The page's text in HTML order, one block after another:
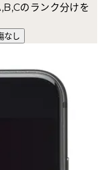
のランク分けを
なし